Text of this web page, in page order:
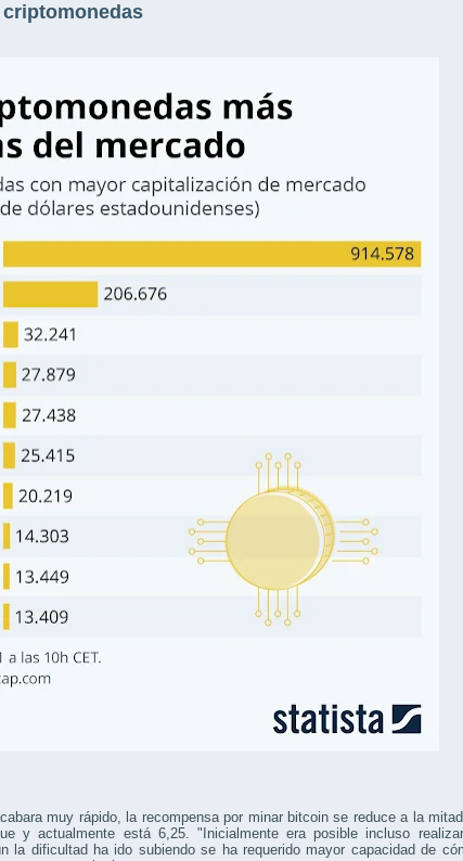
muy rápido, la recompensa por minar bitcoin se reduce a la
y actualmente está 6,25. "Inicialmente era posible incluso
la dificultad ha ido subiendo se ha requerido mayor capacidad de